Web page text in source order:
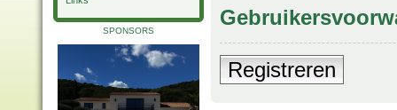
SPONSORS
Registreren